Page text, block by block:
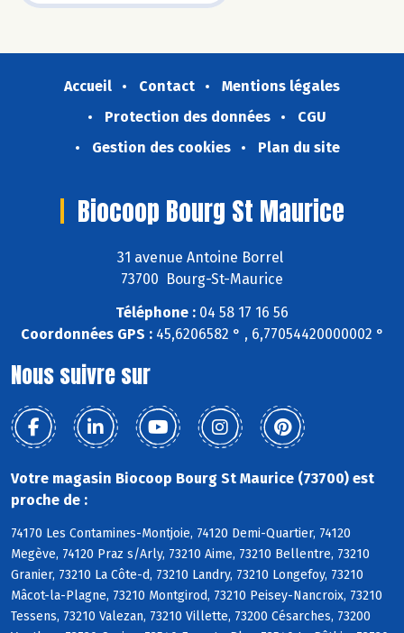
Accueil Contact
Mentions légales
Protection des données
CGU
Gestion des cookies
Plan du site
Biocoop Bourg St Maurice
31 avenue Antoine Borrel
73700 Bourg-St-Maurice
Téléphone : 04 58 17 16 56
Coordonnées GPS :45,6206582 ° , 6,77054420000002 °
Nous suivre sur
Votre magasin Biocoop Bourg St Maurice (73700) est
proche de :
74170 Les Contamines-Montjoie, 74120 Demi-Quartier, 74120
Megève, 74120 Praz s/Arly, 73210 Aime, 73210 Bellentre, 73210
Granier, 73210 La Côte-d, 73210 Landry, 73210 Longefoy, 73210
Mâcot-la-Plagne, 73210 Montgirod, 73210 Peisey-Nancroix, 73210
Tessens, 73210 Valezan, 73210 Villette, 73200 Césarches, 73200